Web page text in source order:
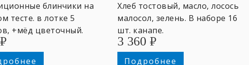
блинчики на
тесте. в лотке 5
+мёд цветочный.
₽
Хлеб тостовый, масло, лосось
малосол, зелень. В наборе 16
шт. канапе.
3 360 ₽
Подробнее